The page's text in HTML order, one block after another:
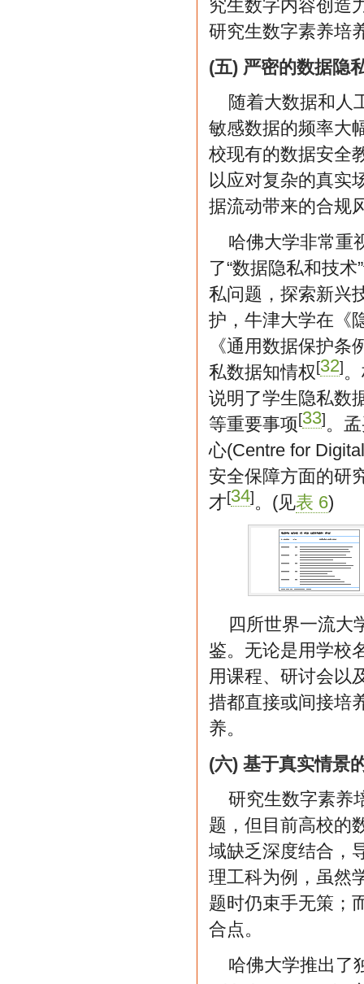
究生数字内容创造
研究生数字素养培
(五) 严密的数据隐
随着大数据和人
敏感数据的频率大
校现有的数据安全
以应对复杂的真实
据流动带来的合规
哈佛大学非常重
了“数据隐私和技
私问题，探索新兴
护，牛津大学在《
《通用数据保护
私数据知情权[32]
说明了学生隐私数
等重要事项[33]。
心(Centre for
安全保障方面的研
才[34]。(见表 6)
四所世界一流大
鉴。无论是用学校
用课程、研讨会以
措都直接或间接培
养。
(六) 基于真实情景
研究生数字素养
题，但目前高校的
域缺乏深度结合，
理工科为例，虽然
题时仍束手无策；
合点。
哈佛大学推出了